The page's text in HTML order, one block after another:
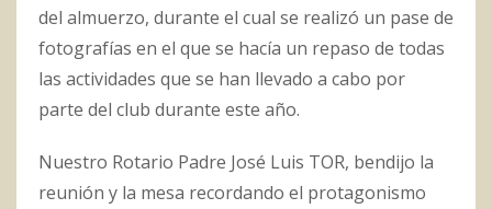
del almuerzo, durante el cual se realizó un pase de
fotografías en el que se hacía un repaso de todas
las actividades que se han llevado a cabo por
parte del club durante este año.
Nuestro Rotario Padre José Luis TOR, bendijo la
reunión y la mesa recordando el protagonismo